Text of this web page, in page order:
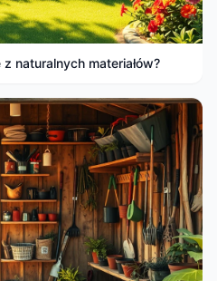
naturalnych materiałów?